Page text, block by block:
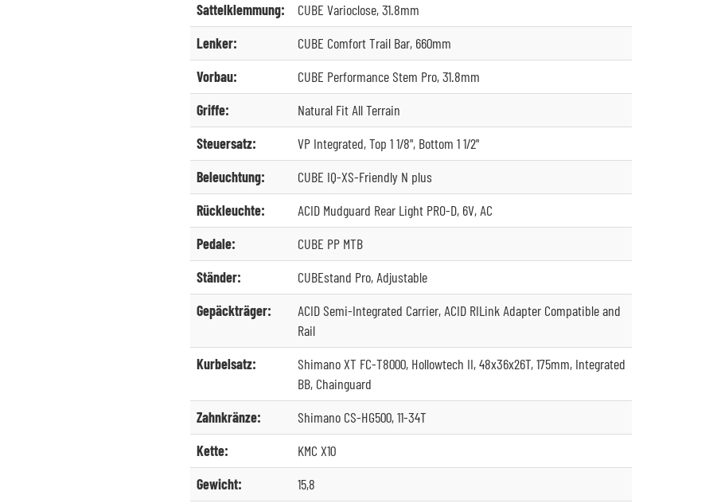
Sattelklemmung:
CUBE Varioclose, 31.8mm
Lenker:
CUBE Comfort Trail Bar, 660mm
Vorbau:
CUBE Performance Stem Pro, 31.8mm
Griffe:
Natural Fit All Terrain
Steuersatz:
VP Integrated, Top 1 1/8", Bottom 1 1/2"
Beleuchtung:
CUBE IQ-XS-Friendly N plus
Rückleuchte:
ACID Mudguard Rear Light PRO-D, 6V, AC
Pedale:
CUBE PP MTB
Ständer:
CUBEstand Pro, Adjustable
Gepäckträger:
ACID Semi-Integrated Carrier, ACID RILink Adapter Compatible and
Rail
Kurbelsatz:
Shimano XT FC-T8000, Hollowtech II, 48x36x26T, 175mm, Integrated
BB, Chainguard
Zahnkränze:
Shimano CS-HG500, 11-34T
Kette:
KMC X10
Gewicht:
15,8